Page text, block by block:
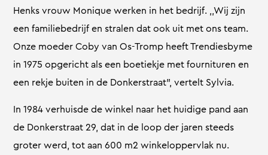
Henks vrouw Monique werken in het bedrijf. ,,Wij zijn
een familiebedrijf en stralen dat ook uit met ons team.
Onze moeder Coby van Os-Tromp heeft Trendiesbyme
in 1975 opgericht als een boetiekje met fournituren en
een rekje buiten in de Donkerstraat”, vertelt Sylvia.
In 1984 verhuisde de winkel naar het huidige pand aan
de Donkerstraat 29, dat in de loop der jaren steeds
groter werd, tot aan 600 m2 winkeloppervlak nu.